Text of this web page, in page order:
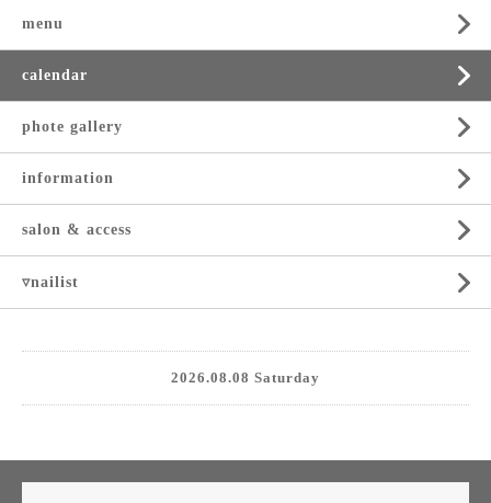
menu
calendar
phote gallery
information
salon & access
▿nailist
2026.08.08 Saturday